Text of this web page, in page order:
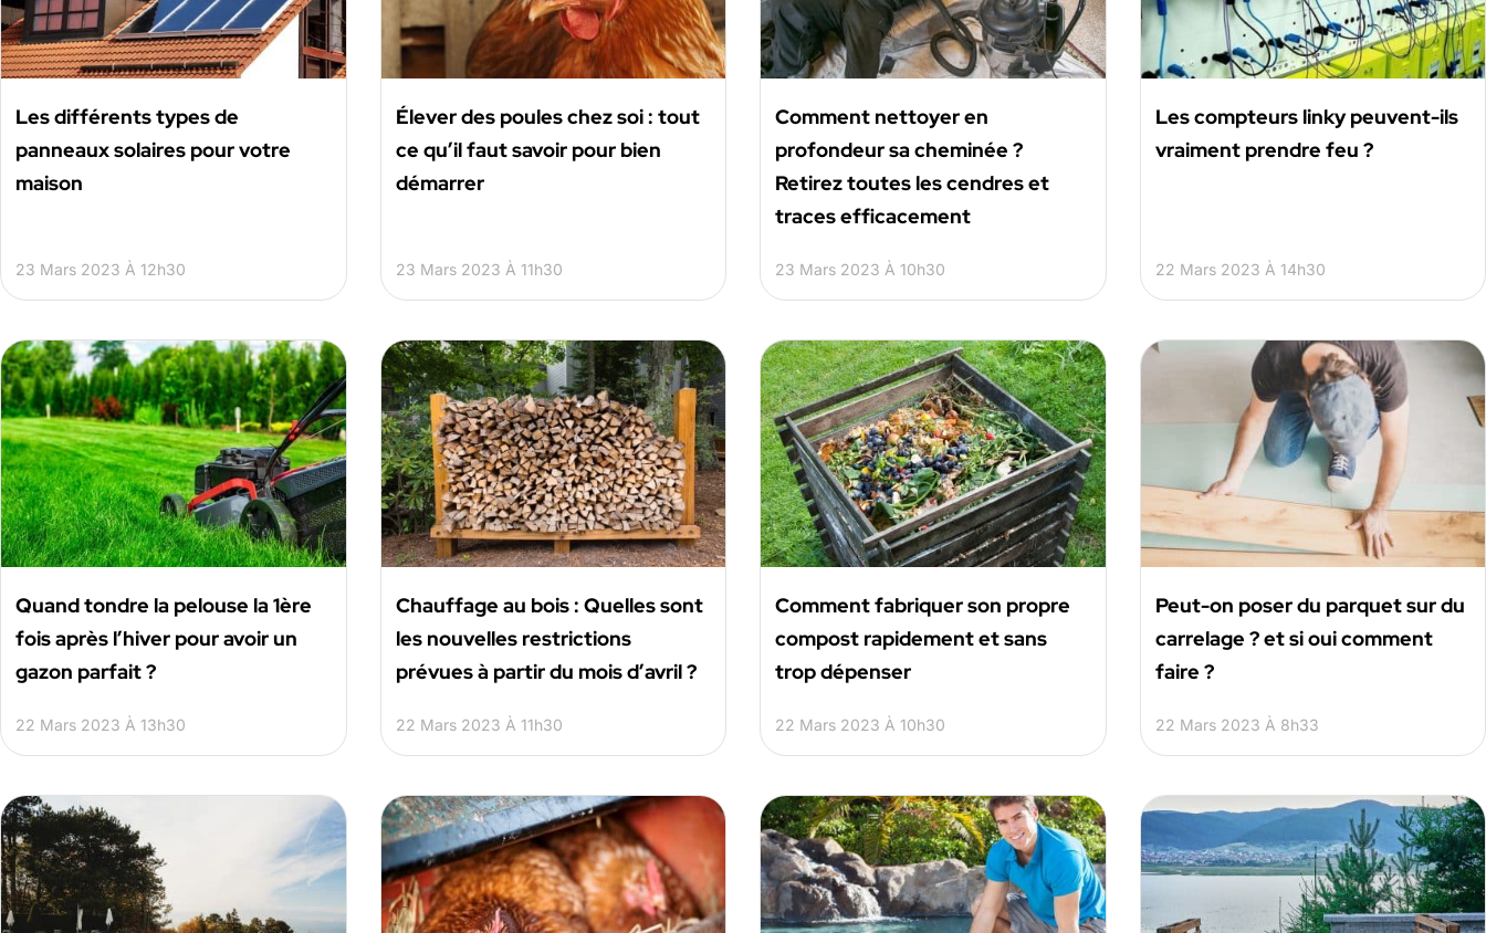
Les différents types de
panneaux solaires pour votre
maison
23 Mars 2023 À 12h30
Élever des poules chez soi : tout
ce qu’il faut savoir pour bien
démarrer
23 Mars 2023 À 11h30
Comment nettoyer en
profondeur sa cheminée ?
Retirez toutes les cendres et
traces efficacement
23 Mars 2023 À 10h30
Les compteurs linky peuvent-ils
vraiment prendre feu ?
22 Mars 2023 À 14h30
Quand tondre la pelouse la 1ère
fois après l’hiver pour avoir un
gazon parfait ?
22 Mars 2023 À 13h30
Chauffage au bois : Quelles sont
les nouvelles restrictions
prévues à partir du mois d’avril ?
22 Mars 2023 À 11h30
Comment fabriquer son propre
compost rapidement et sans
trop dépenser
22 Mars 2023 À 10h30
Peut-on poser du parquet sur du
carrelage ? et si oui comment
faire ?
22 Mars 2023 À 8h33